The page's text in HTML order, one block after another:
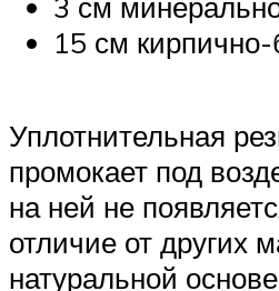
3 см
15 см кирпично-
Уплотнительная
промокает под
на ней не
отличие от других
натуральной